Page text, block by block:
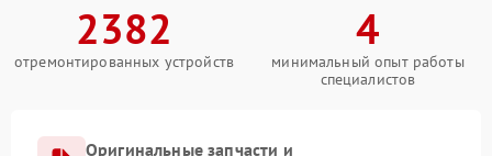
2382
отремонтированных устройств
4
минимальный опыт работы
специалистов
Оригинальные запчасти и